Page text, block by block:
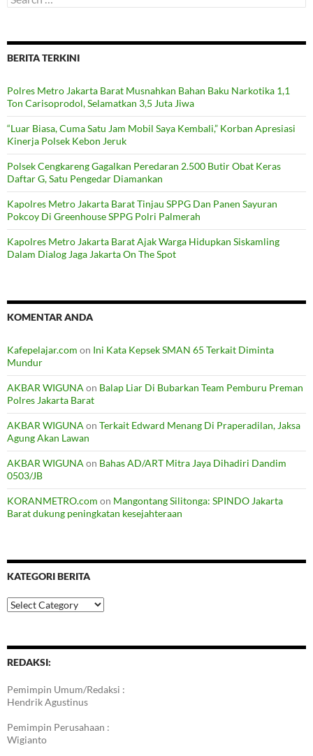
for:
BERITA TERKINI
Polres Metro Jakarta Barat Musnahkan Bahan Baku Narkotika 1,1
Ton Carisoprodol, Selamatkan 3,5 Juta Jiwa
“Luar Biasa, Cuma Satu Jam Mobil Saya Kembali,” Korban Apresiasi
Kinerja Polsek Kebon Jeruk
Polsek Cengkareng Gagalkan Peredaran 2.500 Butir Obat Keras
Daftar G, Satu Pengedar Diamankan
Kapolres Metro Jakarta Barat Tinjau SPPG Dan Panen Sayuran
Pokcoy Di Greenhouse SPPG Polri Palmerah
Kapolres Metro Jakarta Barat Ajak Warga Hidupkan Siskamling
Dalam Dialog Jaga Jakarta On The Spot
KOMENTAR ANDA
Kafepelajar.com on Ini Kata Kepsek SMAN 65 Terkait Diminta
Mundur
AKBAR WIGUNA on Balap Liar Di Bubarkan Team Pemburu Preman
Polres Jakarta Barat
AKBAR WIGUNA on Terkait Edward Menang Di Praperadilan, Jaksa
Agung Akan Lawan
AKBAR WIGUNA on Bahas AD/ART Mitra Jaya Dihadiri Dandim
0503/JB
KORANMETRO.com on Mangontang Silitonga: SPINDO Jakarta
Barat dukung peningkatan kesejahteraan
KATEGORI BERITA
Kategori
Berita
REDAKSI:
Pemimpin Umum/Redaksi :
Hendrik Agustinus
Pemimpin Perusahaan :
Wigianto